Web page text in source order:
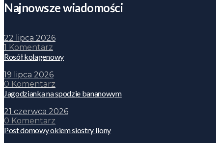
Najnowsze wiadomości
22 lipca 2026
1 Komentarz
Rosół kolagenowy
19 lipca 2026
0 Komentarz
Jagodzianka na spodzie bananowym
21 czerwca 2026
0 Komentarz
Post domowy okiem siostry Ilony